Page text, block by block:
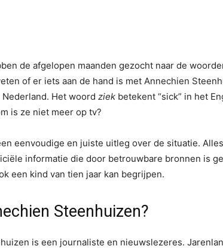
de afgelopen maanden gezocht naar de
of er iets aan de hand is met Annechien
Het woord ziek betekent “sick” in het
is ze niet meer op tv?
eenvoudige en juiste uitleg over de situatie.
informatie die door betrouwbare bronnen is
een kind van tien jaar kan begrijpen.
Steenhuizen?
is een journaliste en nieuwslezeres.